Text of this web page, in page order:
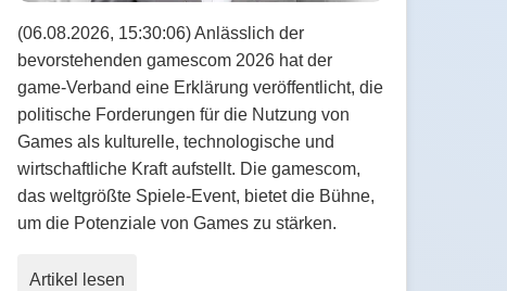
(06.08.2026, 15:30:06) Anlässlich der
bevorstehenden gamescom 2026 hat der
game-Verband eine Erklärung veröffentlicht, die
politische Forderungen für die Nutzung von
Games als kulturelle, technologische und
wirtschaftliche Kraft aufstellt. Die gamescom,
das weltgrößte Spiele-Event, bietet die Bühne,
um die Potenziale von Games zu stärken.
Artikel lesen